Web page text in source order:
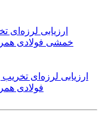
ارزیابی لرزه‌ای
فولادی